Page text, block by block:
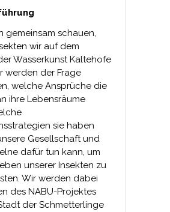
gemeinsam schauen,
wir auf dem
Wasserkunst Kaltehofe
werden der Frage
welche Ansprüche die
ihre Lebensräume
sie haben
Gesellschaft und
dafür tun kann, um
unserer Insekten zu
Wir werden dabei
des NABU-Projektes
der Schmetterlinge